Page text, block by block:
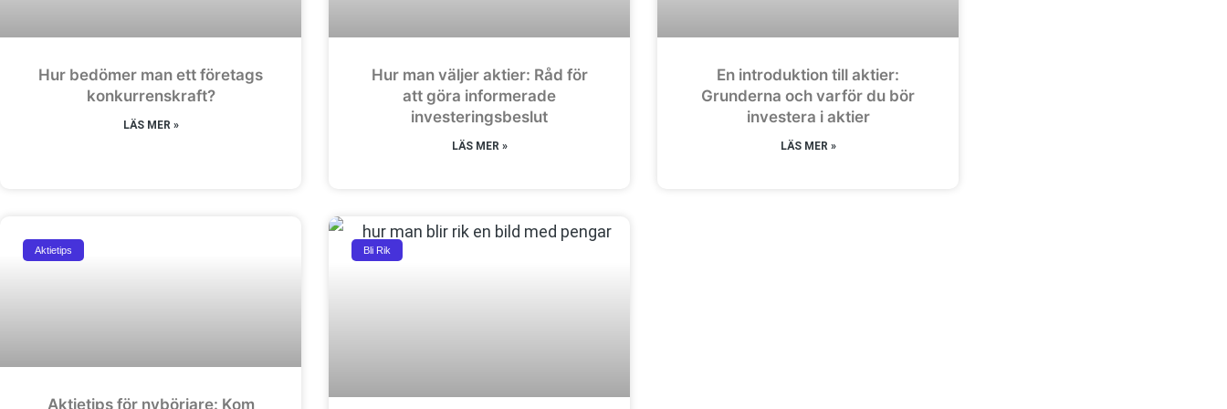
Hur bedömer man ett företags
konkurrenskraft?
LÄS MER »
Hur man väljer aktier: Råd för
att göra informerade
investeringsbeslut
LÄS MER »
En introduktion till aktier:
Grunderna och varför du bör
investera i aktier
LÄS MER »
Aktietips
Aktietips för nybörjare: Kom
Bli Rik